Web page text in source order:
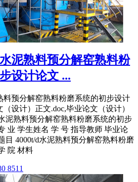
泥熟料预分解窑熟料粉
设计论文 ...
料预分解窑熟料粉磨系统的初步设计
设计）正文.doc,毕业论文（设计）
泥熟料预分解窑熟料粉磨系统的初步
业 学生姓名 学 号 指导教师 毕业论
目 4000t/d水泥熟料预分解窑熟料粉磨
院 材料
8511